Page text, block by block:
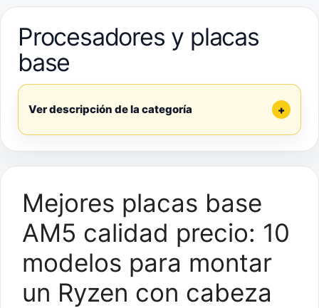
comparativas
Procesadores y placas
base
Ver descripción de la categoría +
Mejores placas base
AM5 calidad precio: 10
modelos para montar
un Ryzen con cabeza